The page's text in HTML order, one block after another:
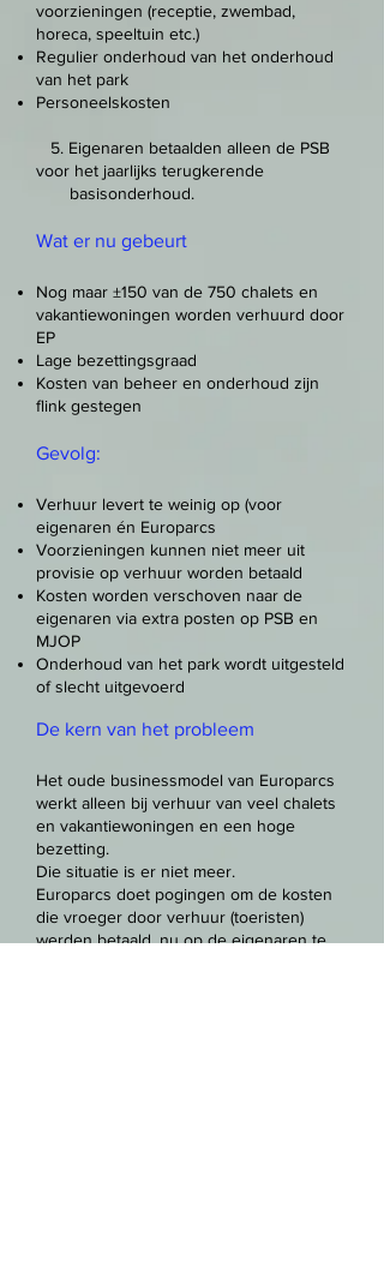
voorzieningen (receptie, zwembad,
horeca, speeltuin etc.)
Regulier onderhoud van het onderhoud
van het park
Personeelskosten
5. Eigenaren betaalden alleen de PSB
voor het jaarlijks terugkerende
basisonderhoud.
Wat er nu gebeurt
Nog maar ±150 van de 750 chalets en
vakantiewoningen worden verhuurd door
EP
Lage bezettingsgraad
Kosten van beheer en onderhoud zijn
flink gestegen
Gevolg:
Verhuur levert te weinig op (voor
eigenaren én Europarcs
Voorzieningen kunnen niet meer uit
provisie op verhuur worden betaald
Kosten worden verschoven naar de
eigenaren via extra posten op PSB en
MJOP
Onderhoud van het park wordt uitgesteld
of slecht uitgevoerd
De kern van het probleem
Het oude businessmodel van Europarcs
werkt alleen bij verhuur van veel chalets
en vakantiewoningen en een hoge
bezetting.
Die situatie is er niet meer.
Europarcs doet pogingen om de kosten
die vroeger door verhuur (toeristen)
werden betaald, nu op de eigenaren te